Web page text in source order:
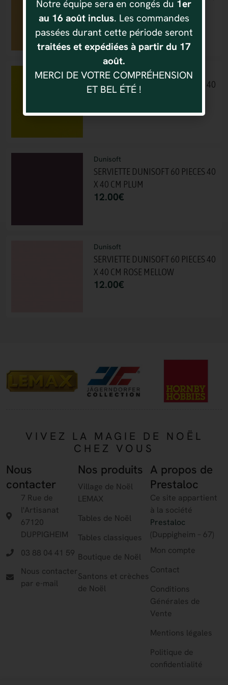
X 40 CM HONEY
12.00 €
Dunisoft
SERVIETTE DUNISOFT 60 PIECES 40
12.00€
Dunisoft
SERVIETTE DUNISOFT 60 PIECES 40
X 40 CM PLUM
12.00€
Dunisoft
SERVIETTE DUNISOFT 60 PIECES 40
X 40 CM ROSE MELLOW
12.00€
VIVEZ LA MAGIE DE NOËL
CHEZ VOUS
Nous
contacter
7 Rue de
l'Artisanat
67120
DUPPIGHEIM
03 88 04 41 59
Nous contacter
par e-mail
Nos produits
Village de Noël
LEMAX
Tables de Noël
Tables classiques
Boutique de Noël
Santons et crèches
de Noël
A propos de
Prestaloc
Ce site appartient
à la société
Prestaloc
(Duppigheim – 67)
Mon compte
Contact
Conditions
Générales de
Vente
Mentions légales
Politique de
confidentialité
Notre équipe sera en congés du 1er
au 16 août inclus. Les commandes
passées durant cette période seront
traitées et expédiées à partir du 17
août.
MERCI DE VOTRE COMPRÉHENSION
ET BEL ÉTÉ !